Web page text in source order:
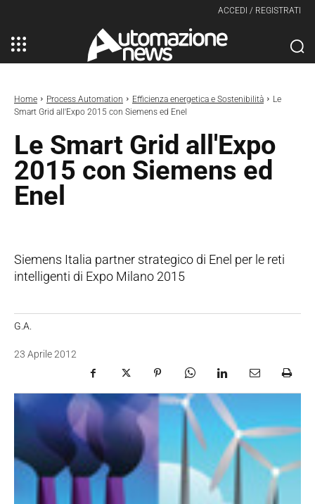
ACCEDI / REGISTRATI
Home Process Automation Efficienza energetica e Sostenibilità
Le
Smart Grid all'Expo 2015 con Siemens ed Enel
Le Smart Grid all'Expo
2015 con Siemens ed
Enel
Siemens Italia partner strategico di Enel per le reti
intelligenti di Expo Milano 2015
G.A.
23 Aprile 2012